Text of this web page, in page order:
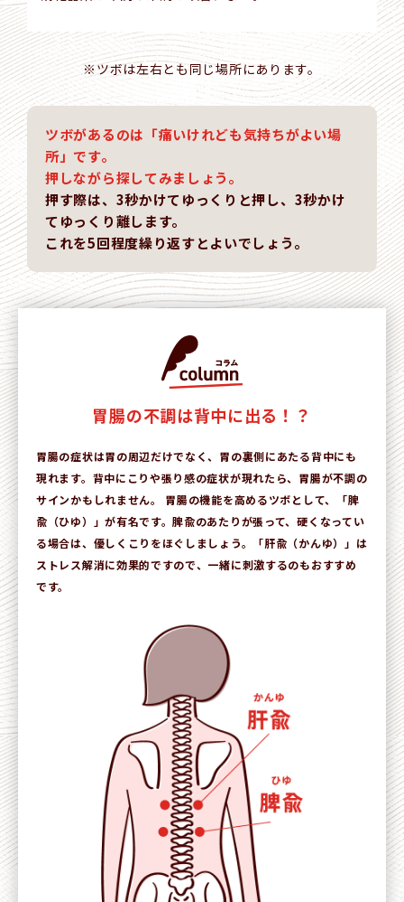
※ツボは左右とも同じ場所にあります。
ツボがあるのは「痛いけれども気持ちがよい場
所」です。
押しながら探してみましょう。
押す際は、3秒かけてゆっくりと押し、3秒かけ
てゆっくり離します。
これを5回程度繰り返すとよいでしょう。
胃腸の不調は背中に出る！？
胃腸の症状は胃の周辺だけでなく、胃の裏側にあたる背中にも
現れます。背中にこりや張り感の症状が現れたら、胃腸が不調の
サインかもしれません。 胃腸の機能を高めるツボとして、「脾
兪（ひゆ）」が有名です。脾兪のあたりが張って、硬くなってい
る場合は、優しくこりをほぐしましょう。「肝兪（かんゆ）」は
ストレス解消に効果的ですので、一緒に刺激するのもおすすめ
です。